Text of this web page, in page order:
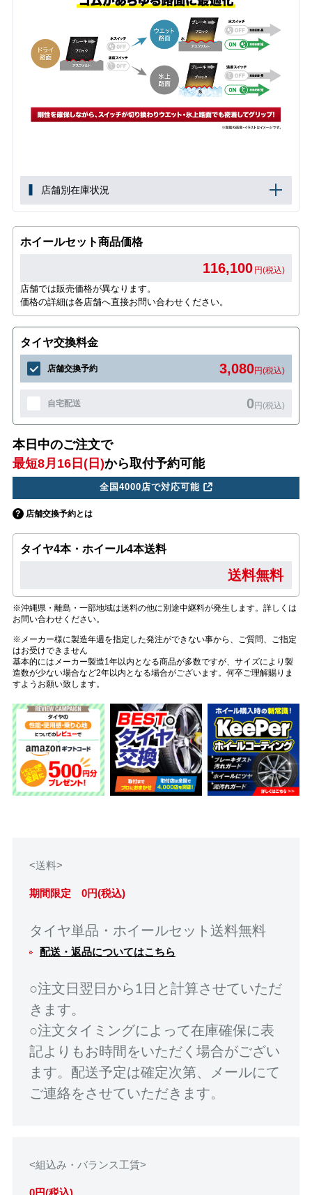
店舗別在庫状況
ホイールセット商品価格
116,100 円(税込)
店舗では販売価格が異なります。
価格の詳細は各店舗へ直接お問い合わせください。
タイヤ交換料金
店舗交換予約 3,080円(税込)
自宅配送 0円(税込)
本日中のご注文で
最短8月16日(日)から取付予約可能
全国4000店で対応可能
店舗交換予約とは
タイヤ4本・ホイール4本送料
送料無料
※沖縄県・離島・一部地域は送料の他に別途中継料が発生します。詳しくは
お問い合わせください。
※メーカー様に製造年週を指定した発注ができない事から、ご質問、ご指定
はお受けできません
基本的にはメーカー製造1年以内となる商品が多数ですが、サイズにより製
造数が少ない場合など2年以内となる場合がございます。何卒ご理解賜りま
すようお願い致します。
<送料>
期間限定 0円(税込)
タイヤ単品・ホイールセット送料無料
配送・返品についてはこちら
○注文日翌日から1日と計算させていただ
きます。
○注文タイミングによって在庫確保に表
記よりもお時間をいただく場合がござい
ます。配送予定は確定次第、メールにて
ご連絡をさせていただきます。
<組込み・バランス工賃>
0円(税込)